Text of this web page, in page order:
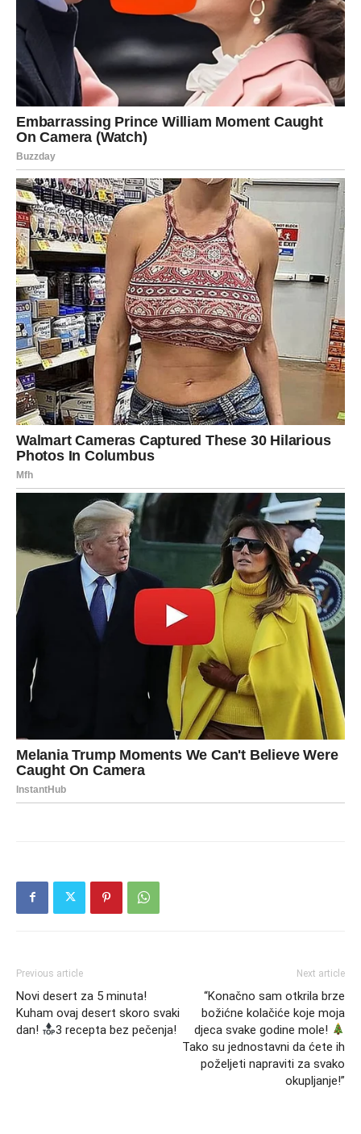
Previous article
Novi desert za 5 minuta!
Kuham ovaj desert skoro svaki
dan!
3 recepta bez pečenja!
Next article
“Konačno sam otkrila brze
božićne kolačiće koje moja
djeca svake godine mole!
Tako su jednostavni da ćete ih
poželjeti napraviti za svako
okupljanje!”